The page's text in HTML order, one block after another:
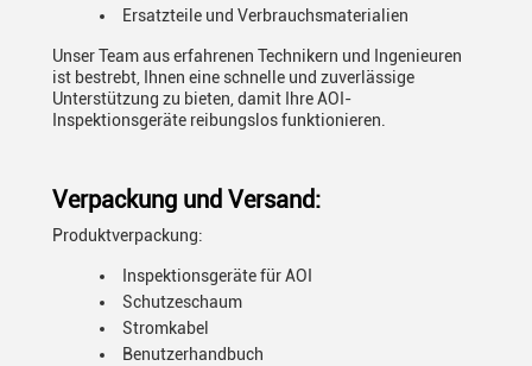
Ersatzteile und Verbrauchsmaterialien
Unser Team aus erfahrenen Technikern und Ingenieuren
ist bestrebt, Ihnen eine schnelle und zuverlässige
Unterstützung zu bieten, damit Ihre AOI-
Inspektionsgeräte reibungslos funktionieren.
Verpackung und Versand:
Produktverpackung:
Inspektionsgeräte für AOI
Schutzeschaum
Stromkabel
Benutzerhandbuch